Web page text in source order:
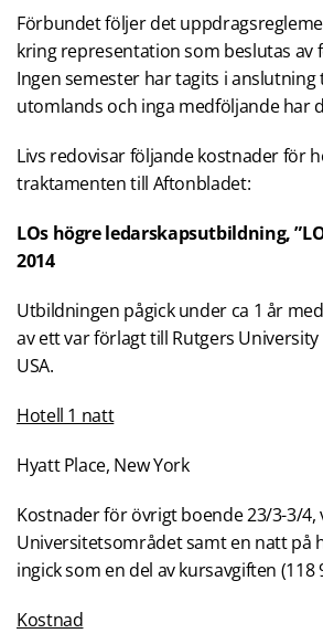
Förbundet följer det
kring representation som beslutas
Ingen semester har tagits i
utomlands och inga medföljande har
Livs redovisar följande kostnader för
traktamenten till Aftonbladet:
LOs högre ledarskapsutbildning,
2014
Utbildningen pågick under ca 1 år
av ett var förlagt till Rutgers University
USA.
Hotell 1 natt
Hyatt Place, New York
Kostnader för övrigt boende 23/3-3/4,
Universitetsområdet samt en natt på
ingick som en del av kursavgiften (118
Kostnad